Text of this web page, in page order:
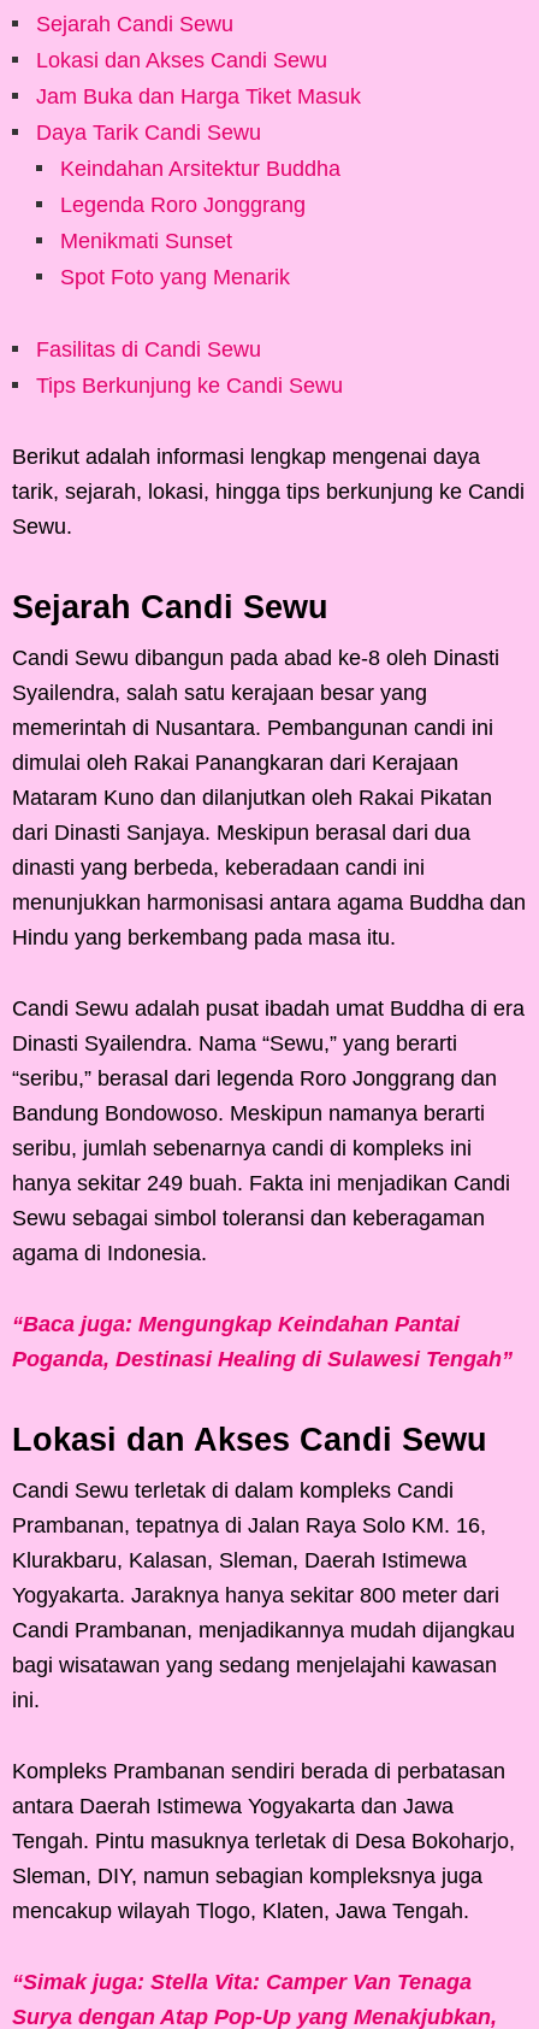
Sejarah Candi Sewu
Lokasi dan Akses Candi Sewu
Jam Buka dan Harga Tiket Masuk
Daya Tarik Candi Sewu
Keindahan Arsitektur Buddha
Legenda Roro Jonggrang
Menikmati Sunset
Spot Foto yang Menarik
Fasilitas di Candi Sewu
Tips Berkunjung ke Candi Sewu
Berikut adalah informasi lengkap mengenai daya
tarik, sejarah, lokasi, hingga tips berkunjung ke Candi
Sewu.
Sejarah Candi Sewu
Candi Sewu dibangun pada abad ke-8 oleh Dinasti
Syailendra, salah satu kerajaan besar yang
memerintah di Nusantara. Pembangunan candi ini
dimulai oleh Rakai Panangkaran dari Kerajaan
Mataram Kuno dan dilanjutkan oleh Rakai Pikatan
dari Dinasti Sanjaya. Meskipun berasal dari dua
dinasti yang berbeda, keberadaan candi ini
menunjukkan harmonisasi antara agama Buddha dan
Hindu yang berkembang pada masa itu.
Candi Sewu adalah pusat ibadah umat Buddha di era
Dinasti Syailendra. Nama “Sewu,” yang berarti
“seribu,” berasal dari legenda Roro Jonggrang dan
Bandung Bondowoso. Meskipun namanya berarti
seribu, jumlah sebenarnya candi di kompleks ini
hanya sekitar 249 buah. Fakta ini menjadikan Candi
Sewu sebagai simbol toleransi dan keberagaman
agama di Indonesia.
“Baca juga: Mengungkap Keindahan Pantai
Poganda, Destinasi Healing di Sulawesi Tengah”
Lokasi dan Akses Candi Sewu
Candi Sewu terletak di dalam kompleks Candi
Prambanan, tepatnya di Jalan Raya Solo KM. 16,
Klurakbaru, Kalasan, Sleman, Daerah Istimewa
Yogyakarta. Jaraknya hanya sekitar 800 meter dari
Candi Prambanan, menjadikannya mudah dijangkau
bagi wisatawan yang sedang menjelajahi kawasan
ini.
Kompleks Prambanan sendiri berada di perbatasan
antara Daerah Istimewa Yogyakarta dan Jawa
Tengah. Pintu masuknya terletak di Desa Bokoharjo,
Sleman, DIY, namun sebagian kompleksnya juga
mencakup wilayah Tlogo, Klaten, Jawa Tengah.
“Simak juga: Stella Vita: Camper Van Tenaga
Surya dengan Atap Pop-Up yang Menakjubkan,